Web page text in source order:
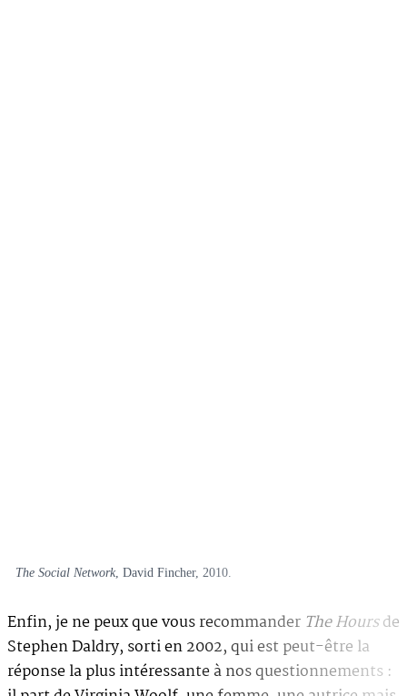
The Social Network, David Fincher, 2010.
Enfin, je ne peux que vous recommander The Hoursde
Stephen Daldry, sorti en 2002, qui est peut-être la
réponse la plus intéressante à nos questionnements :